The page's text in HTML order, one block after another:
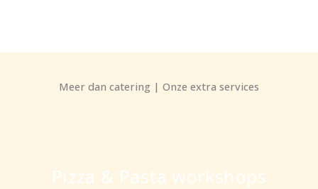
Meer dan catering | Onze extra services
Pizza & Pasta workshops